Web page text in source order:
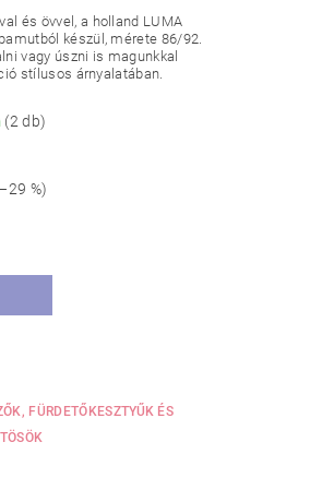
és övvel, a holland LUMA
készül, mérete 86/92.
vagy úszni is magunkkal
stílusos árnyalatában.
(2 db)
%)
FÜRDETŐKESZTYŰK ÉS